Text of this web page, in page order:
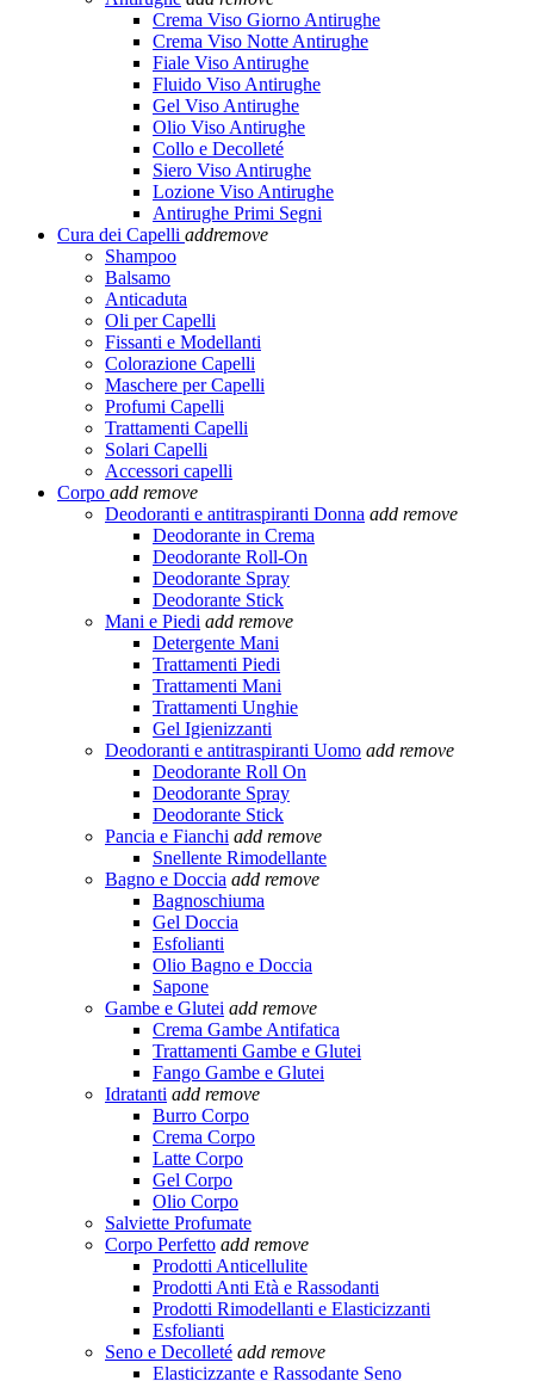
Crema Viso Giorno Antirughe
Crema Viso Notte Antirughe
Fiale Viso Antirughe
Fluido Viso Antirughe
Gel Viso Antirughe
Olio Viso Antirughe
Collo e Decolleté
Siero Viso Antirughe
Lozione Viso Antirughe
Antirughe Primi Segni
Cura dei Capelli addremove
Shampoo
Balsamo
Anticaduta
Oli per Capelli
Fissanti e Modellanti
Colorazione Capelli
Maschere per Capelli
Profumi Capelli
Trattamenti Capelli
Solari Capelli
Accessori capelli
Corpo add remove
Deodoranti e antitraspiranti Donna add remove
Deodorante in Crema
Deodorante Roll-On
Deodorante Spray
Deodorante Stick
Mani e Piedi add remove
Detergente Mani
Trattamenti Piedi
Trattamenti Mani
Trattamenti Unghie
Gel Igienizzanti
Deodoranti e antitraspiranti Uomo add remove
Deodorante Roll On
Deodorante Spray
Deodorante Stick
Pancia e Fianchi add remove
Snellente Rimodellante
Bagno e Doccia add remove
Bagnoschiuma
Gel Doccia
Esfolianti
Olio Bagno e Doccia
Sapone
Gambe e Glutei add remove
Crema Gambe Antifatica
Trattamenti Gambe e Glutei
Fango Gambe e Glutei
Idratanti add remove
Burro Corpo
Crema Corpo
Latte Corpo
Gel Corpo
Olio Corpo
Salviette Profumate
Corpo Perfetto add remove
Prodotti Anticellulite
Prodotti Anti Età e Rassodanti
Prodotti Rimodellanti e Elasticizzanti
Esfolianti
Seno e Decolleté add remove
Elasticizzante e Rassodante Seno